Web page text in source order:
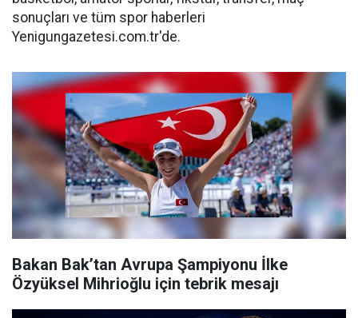
sonuçları ve tüm spor haberleri
Yenigungazetesi.com.tr'de.
Bakan Bak’tan Avrupa Şampiyonu İlke
Özyüksel Mihrioğlu için tebrik mesajı